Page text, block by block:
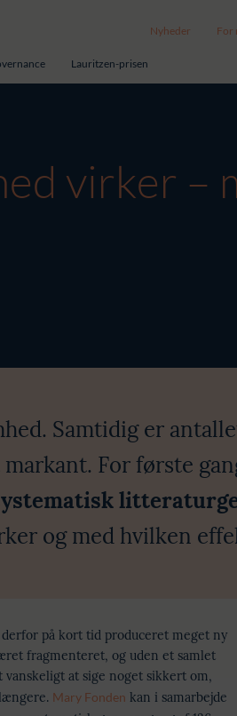
Nyheder For
Lauritzen-prisen
virker –
Samtidig er
For første
og med hvilken
på kort tid produceret meget ny
fragmenteret, og uden et samlet
at sige noget sikkert om,
Mary Fonden kan i samarbejde